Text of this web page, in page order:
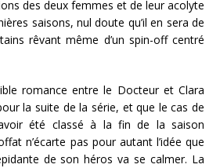
des deux femmes et de leur acolyte
saisons, nul doute qu’il en sera de
rêvant même d’un spin-off centré
romance entre le Docteur et Clara
la suite de la série, et que le cas de
été classé à la fin de la saison
n’écarte pas pour autant l’idée que
de son héros va se calmer. La